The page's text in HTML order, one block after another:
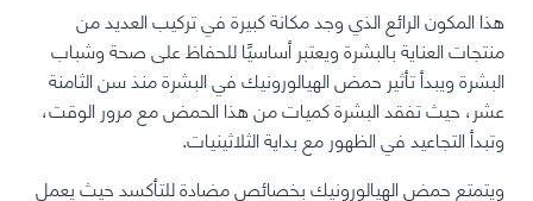
هذا المكون الرائع الذي وجد مكانة كبيرة في تركيب العديد من
منتجات العناية بالبشرة ويعتبر أساسيًا للحفاظ على صحة وشباب
البشرة ويبدأ تأثير حمض الهيالورونيك في البشرة منذ سن الثامنة
عشر، حيث تفقد البشرة كميات من هذا الحمض مع مرور الوقت،
وتبدأ التجاعيد في الظهور مع بداية الثلاثينيات.
ويتمتع حمض الهيالورونيك بخصائص مضادة للتأكسد حيث يعمل